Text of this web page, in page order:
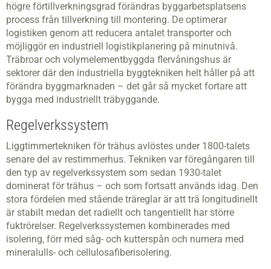
högre förtillverkningsgrad förändras byggarbetsplatsens
process från tillverkning till montering. De optimerar
logistiken genom att reducera antalet transporter och
möjliggör en industriell logistikplanering på minutnivå.
Träbroar och volymelementbyggda flervåningshus är
sektorer där den industriella byggtekniken helt håller på att
förändra byggmarknaden – det går så mycket fortare att
bygga med industriellt träbyggande.
Regelverkssystem
Liggtimmertekniken för trähus avlöstes under 1800-talets
senare del av restimmerhus. Tekniken var föregångaren till
den typ av regelverkssystem som sedan 1930-talet
dominerat för trähus – och som fortsatt används idag. Den
stora fördelen med stående träreglar är att trä longitudinellt
är stabilt medan det radiellt och tangentiellt har större
fuktrörelser. Regelverkssystemen kombinerades med
isolering, förr med såg- och kutterspån och numera med
mineralulls- och cellulosafiberisolering.